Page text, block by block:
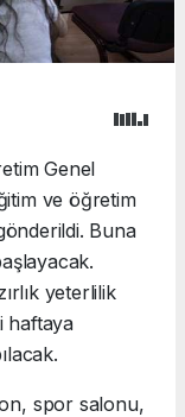
Genel
ve öğretim
Buna
yeterlilik
haftaya
spor salonu,